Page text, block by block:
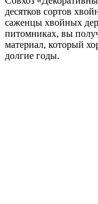
десятков сортов
саженцы хвойных
питомниках, вы
материал, который
долгие годы.